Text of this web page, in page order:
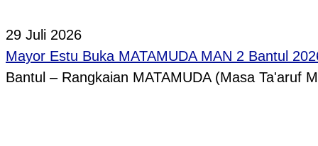
29 Juli 2026
Mayor Estu Buka MATAMUDA MAN 2 Bantul
Bantul – Rangkaian MATAMUDA (Masa Ta'aruf